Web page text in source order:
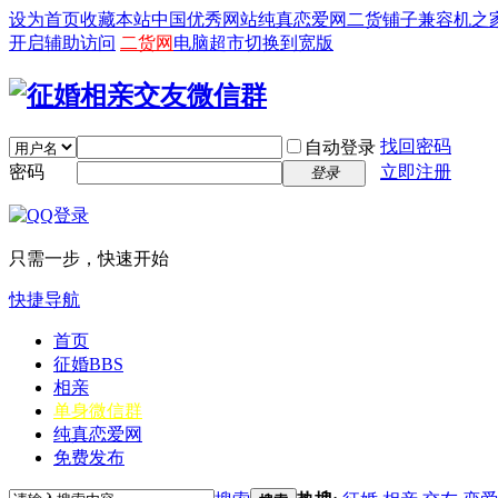
设为首页收藏本站中国优秀网站纯真恋爱网 二货铺子兼容机之
开启辅助访问 二货网 电脑超市切换到宽版
自动登录 找回密码
密码
登录 立即注册
只需一步，快速开始
快捷导航
首页
征婚BBS
相亲
单身微信群
纯真恋爱网
免费发布